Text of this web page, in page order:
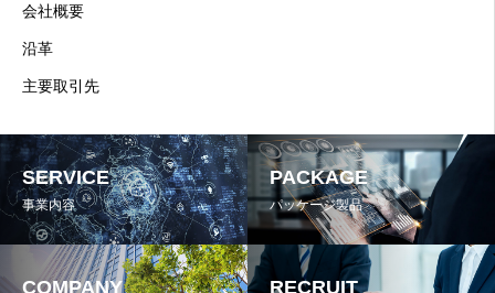
会社概要
沿革
主要取引先
SERVICE
事業内容
PACKAGE
パッケージ製品
COMPANY RECRUIT